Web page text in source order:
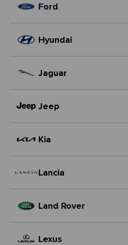
Ford
Hyundai
Jaguar
Jeep
Kia
Lancia
Land Rover
Lexus